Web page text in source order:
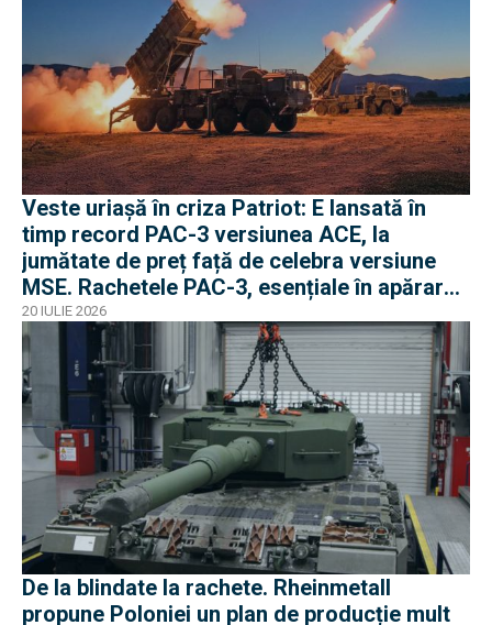
Veste uriașă în criza Patriot: E lansată în
timp record PAC-3 versiunea ACE, la
jumătate de preț față de celebra versiune
MSE. Rachetele PAC-3, esențiale în apărarea
antibalistică
20 IULIE 2026
De la blindate la rachete. Rheinmetall
propune Poloniei un plan de producție mult